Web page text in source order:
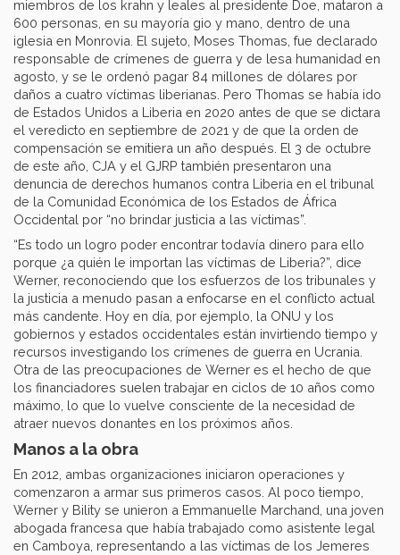
miembros de los krahn y leales al presidente Doe, mataron a
600 personas, en su mayoría gio y mano, dentro de una
iglesia en Monrovia. El sujeto, Moses Thomas, fue declarado
responsable de crímenes de guerra y de lesa humanidad en
agosto, y se le ordenó pagar 84 millones de dólares por
daños a cuatro víctimas liberianas. Pero Thomas se había ido
de Estados Unidos a Liberia en 2020 antes de que se dictara
el veredicto en septiembre de 2021 y de que la orden de
compensación se emitiera un año después. El 3 de octubre
de este año, CJA y el GJRP también presentaron una
denuncia de derechos humanos contra Liberia en el tribunal
de la Comunidad Económica de los Estados de África
Occidental por “no brindar justicia a las víctimas”.
“Es todo un logro poder encontrar todavía dinero para ello
porque ¿a quién le importan las víctimas de Liberia?”, dice
Werner, reconociendo que los esfuerzos de los tribunales y
la justicia a menudo pasan a enfocarse en el conflicto actual
más candente. Hoy en día, por ejemplo, la ONU y los
gobiernos y estados occidentales están invirtiendo tiempo y
recursos investigando los crímenes de guerra en Ucrania.
Otra de las preocupaciones de Werner es el hecho de que
los financiadores suelen trabajar en ciclos de 10 años como
máximo, lo que lo vuelve consciente de la necesidad de
atraer nuevos donantes en los próximos años.
Manos a la obra
En 2012, ambas organizaciones iniciaron operaciones y
comenzaron a armar sus primeros casos. Al poco tiempo,
Werner y Bility se unieron a Emmanuelle Marchand, una joven
abogada francesa que había trabajado como asistente legal
en Camboya, representando a las víctimas de los Jemeres